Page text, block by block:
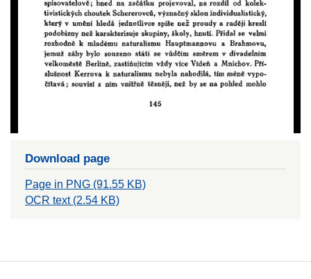
Download page
Page in PNG (91.55 KB)
OCR text (2.54 KB)